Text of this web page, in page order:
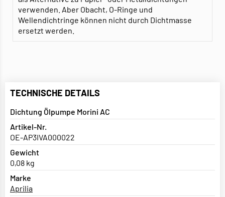
verwenden. Aber Obacht, O-Ringe und
Wellendichtringe können nicht durch Dichtmasse
ersetzt werden.
TECHNISCHE DETAILS
Dichtung Ölpumpe Morini AC
Artikel-Nr.
OE-AP3IVA000022
Gewicht
0,08 kg
Marke
Aprilia